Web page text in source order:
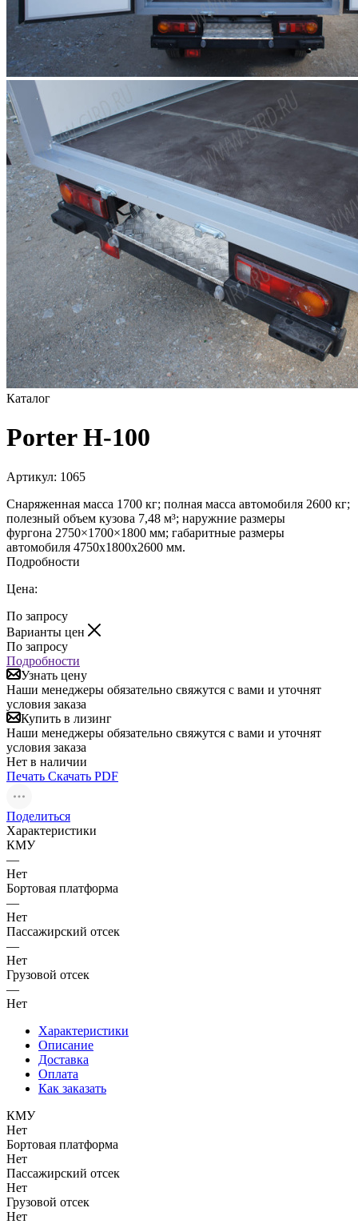
Каталог
Porter H-100
Артикул: 1065
Снаряженная масса 1700 кг; полная масса автомобиля 2600 кг;
полезный объем кузова 7,48 м³; наружние размеры
фургона 2750×1700×1800 мм; габаритные размеры
автомобиля 4750х1800х2600 мм.
Подробности
Цена:
По запросу
Варианты цен
По запросу
Подробности
Узнать цену
Наши менеджеры обязательно свяжутся с вами и уточнят
условия заказа
Купить в лизинг
Наши менеджеры обязательно свяжутся с вами и уточнят
условия заказа
Нет в наличии
Печать Скачать PDF
Поделиться
Характеристики
КМУ
—
Нет
Бортовая платформа
—
Нет
Пассажирский отсек
—
Нет
Грузовой отсек
—
Нет
Характеристики
Описание
Доставка
Оплата
Как заказать
КМУ
Нет
Бортовая платформа
Нет
Пассажирский отсек
Нет
Грузовой отсек
Нет